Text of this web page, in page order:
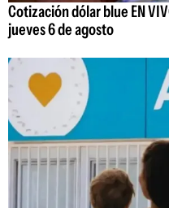
Cotización dólar blue EN
jueves 6 de agosto